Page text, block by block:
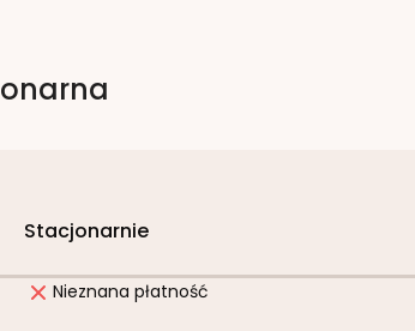
Stacjonarnie
Nieznana płatność